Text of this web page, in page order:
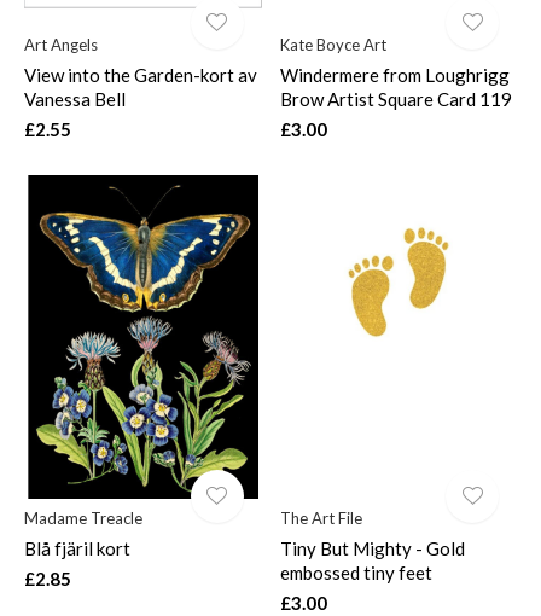
Art Angels
View into the Garden-kort av
Vanessa Bell
£2.55
Kate Boyce Art
Windermere from Loughrigg
Brow Artist Square Card 119
£3.00
Madame Treacle
Blå fjäril kort
£2.85
The Art File
Tiny But Mighty - Gold
embossed tiny feet
£3.00